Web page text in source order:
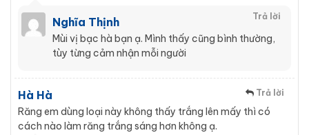
Nghĩa Thịnh Trả lời
Mùi vị bạc hà bạn ạ. Mình thấy cũng bình thường,
tùy từng cảm nhận mỗi người
Hà Hà Trả lời
Răng em dùng loại này không thấy trắng lên mấy thì có
cách nào làm răng trắng sáng hơn không ạ.